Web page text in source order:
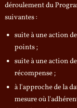
déroulement du
suivantes :
suite à une action
points ;
suite à une action
récompense ;
à l'approche de la
mesure où